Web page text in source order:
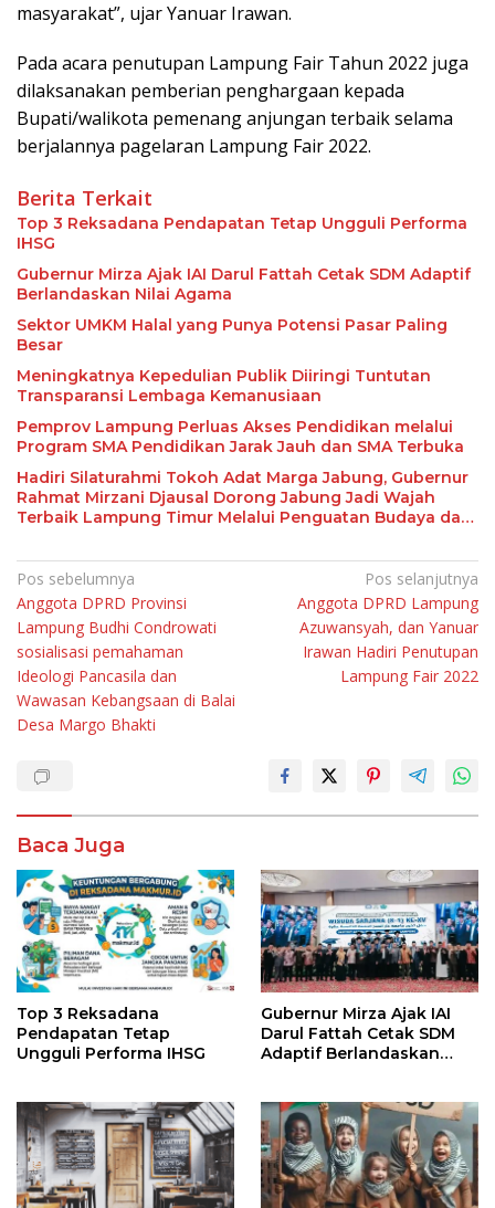
masyarakat”, ujar Yanuar Irawan.
Pada acara penutupan Lampung Fair Tahun 2022 juga
dilaksanakan pemberian penghargaan kepada
Bupati/walikota pemenang anjungan terbaik selama
berjalannya pagelaran Lampung Fair 2022.
Berita Terkait
Top 3 Reksadana Pendapatan Tetap Ungguli Performa
IHSG
Gubernur Mirza Ajak IAI Darul Fattah Cetak SDM Adaptif
Berlandaskan Nilai Agama
Sektor UMKM Halal yang Punya Potensi Pasar Paling
Besar
Meningkatnya Kepedulian Publik Diiringi Tuntutan
Transparansi Lembaga Kemanusiaan
Pemprov Lampung Perluas Akses Pendidikan melalui
Program SMA Pendidikan Jarak Jauh dan SMA Terbuka
Hadiri Silaturahmi Tokoh Adat Marga Jabung, Gubernur
Rahmat Mirzani Djausal Dorong Jabung Jadi Wajah
Terbaik Lampung Timur Melalui Penguatan Budaya dan
Navigasi
pos
Pos sebelumnya
Anggota DPRD Provinsi
Lampung Budhi Condrowati
sosialisasi pemahaman
Ideologi Pancasila dan
Wawasan Kebangsaan di Balai
Desa Margo Bhakti
Pos selanjutnya
Anggota DPRD Lampung
Azuwansyah, dan Yanuar
Irawan Hadiri Penutupan
Lampung Fair 2022
Baca Juga
Top 3 Reksadana
Pendapatan Tetap
Ungguli Performa IHSG
Gubernur Mirza Ajak IAI
Darul Fattah Cetak SDM
Adaptif Berlandaskan